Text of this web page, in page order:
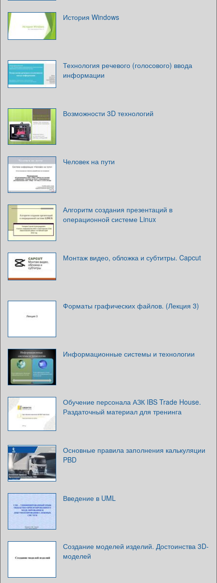
История Windows
Технология речевого (голосового) ввода
информации
Возможности 3D технологий
Человек на пути
Алгоритм создания презентаций в
операционной системе Linux
Монтаж видео, обложка и субтитры. Capcut
Форматы графических файлов. (Лекция 3)
Информационные системы и технологии
Обучение персонала АЗК IBS Trade House.
Раздаточный материал для тренинга
Основные правила заполнения калькуляции
PBD
Введение в UML
Создание моделей изделий. Достоинства 3D-
моделей